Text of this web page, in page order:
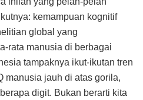
kemampuan kognitif
global yang
rata manusia di berbagai
tampaknya ikut-ikutan tren
manusia jauh di atas gorila,
digit. Bukan berarti kita